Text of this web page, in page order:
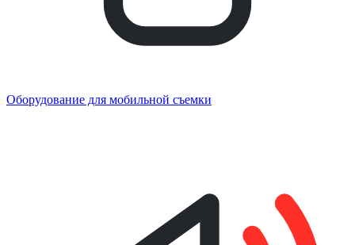
Оборудование для мобильной съемки